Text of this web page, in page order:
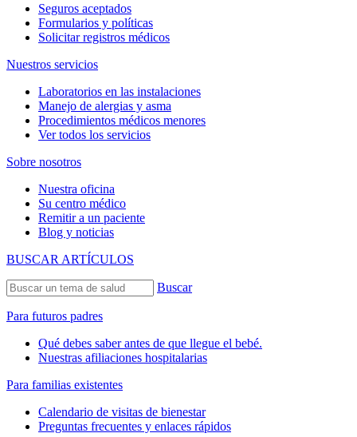
Seguros aceptados
Formularios y políticas
Solicitar registros médicos
Nuestros servicios
Laboratorios en las instalaciones
Manejo de alergias y asma
Procedimientos médicos menores
Ver todos los servicios
Sobre nosotros
Nuestra oficina
Su centro médico
Remitir a un paciente
Blog y noticias
BUSCAR ARTÍCULOS
Buscar
Para futuros padres
Qué debes saber antes de que llegue el bebé.
Nuestras afiliaciones hospitalarias
Para familias existentes
Calendario de visitas de bienestar
Preguntas frecuentes y enlaces rápidos